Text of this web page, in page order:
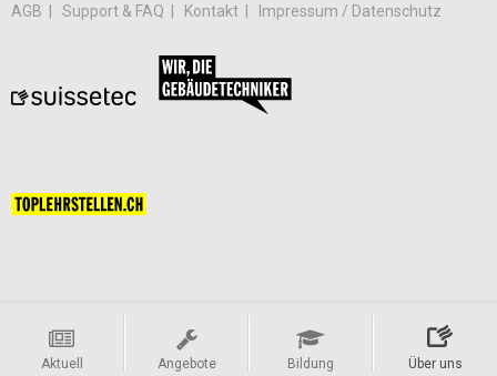
AGB Support & FAQ Kontakt Impressum / Datenschutz
Aktuell Angebote Bildung Über uns